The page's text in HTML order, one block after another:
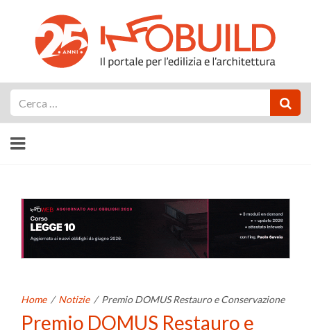
Home / Notizie / Premio DOMUS Restauro e Conservazione
Premio DOMUS Restauro e